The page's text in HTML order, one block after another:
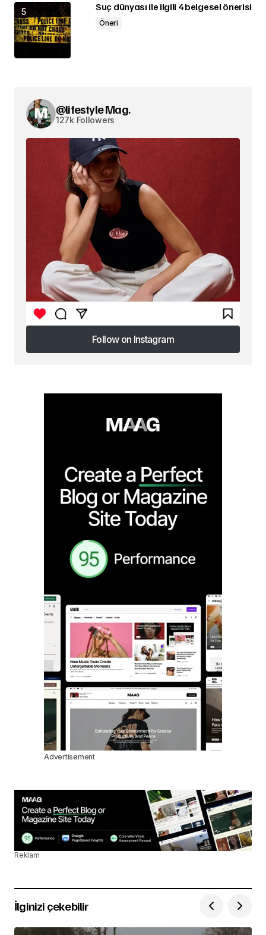
Suç dünyası ile ilgili 4 belgesel önerisi
Öneri
@lifestyle Mag.
127k Followers
Follow on Instagram
Follow on Instagram
Advertisement
Reklam
İlginizi çekebilir